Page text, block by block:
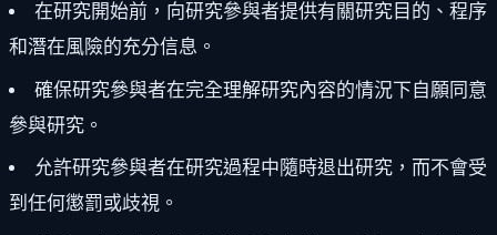
在研究開始前，向研究參與者提供有關研究目的、程序
和潛在風險的充分信息。
確保研究參與者在完全理解研究內容的情況下自願同意
參與研究。
允許研究參與者在研究過程中隨時退出研究，而不會受
到任何懲罰或歧視。